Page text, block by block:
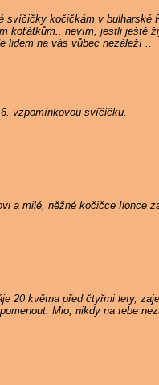
svíčičky kočičkám v bulharské
koťátkům.. nevím, jestli ještě
lidem na vás vůbec nezáleží ..
vzpomínkovou svíčičku.
a milé, něžné kočičce Ilonce
20 května před čtyřmi lety,
Mio, nikdy na tebe